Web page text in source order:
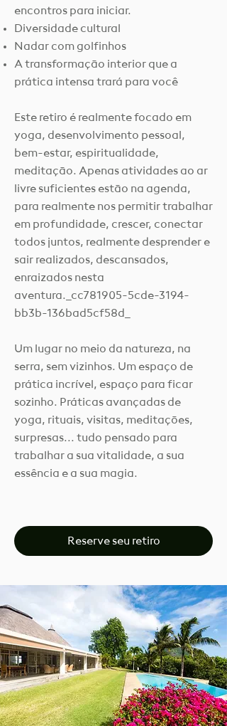
encontros para iniciar.
Diversidade cultural
Nadar com golfinhos
A transformação interior que a
prática intensa trará para você
Este retiro é realmente focado em
yoga, desenvolvimento pessoal,
bem-estar, espiritualidade,
meditação. Apenas atividades ao ar
livre suficientes estão na agenda,
para realmente nos permitir trabalhar
em profundidade, crescer, conectar
todos juntos, realmente desprender e
sair realizados, descansados,
enraizados nesta
aventura._cc781905-5cde-3194-
bb3b-136bad5cf58d_
Um lugar no meio da natureza, na
serra, sem vizinhos. Um espaço de
prática incrível, espaço para ficar
sozinho. Práticas avançadas de
yoga, rituais, visitas, meditações,
surpresas... tudo pensado para
trabalhar a sua vitalidade, a sua
essência e a sua magia.
Reserve seu retiro